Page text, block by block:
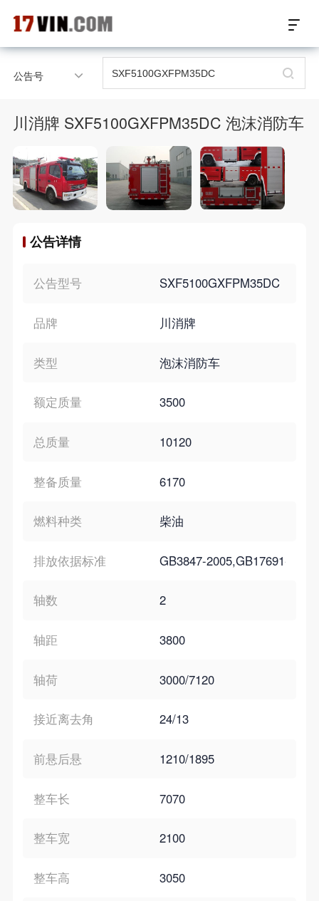
17VIN车架号查询首页
汽配产品车型适配
汽配产品电子目录
微信群智能客服
个性化私人定制
公告号
川消牌 SXF5100GXFPM35DC 泡沫消防车
公告详情
公告型号 SXF5100GXFPM35DC
品牌 川消牌
类型 泡沫消防车
额定质量 3500
总质量 10120
整备质量 6170
燃料种类 柴油
排放依据标准 GB3847-2005,GB17691-
轴数 2
轴距 3800
轴荷 3000/7120
接近离去角 24/13
前悬后悬 1210/1895
整车长 7070
整车宽 2100
整车高 3050